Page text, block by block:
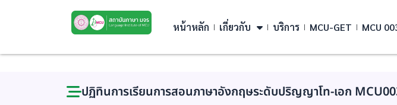
หน้าหลัก เกี่ยวกับ บริการ MCU-GET MCU
ปฏิทินการเรียนการสอนภาษาอังกฤษระดับปริญญาโท-เอก